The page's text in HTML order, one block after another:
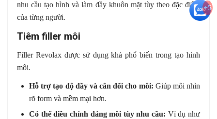
nhu cầu tạo hình và làm đầy khuôn mặt tùy theo đặc điểm
của từng người.
Tiêm filler môi
Filler Revolax được sử dụng khá phổ biến trong tạo hình
môi.
Hỗ trợ tạo độ đầy và cân đối cho môi: Giúp môi nhìn
rõ form và mềm mại hơn.
Có thể điều chỉnh dáng môi tùy nhu cầu: Ví dụ như
+5